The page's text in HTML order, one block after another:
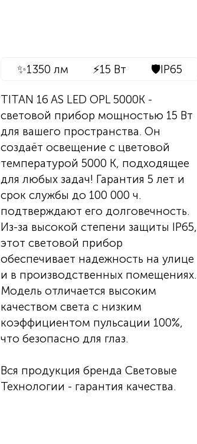
✨1350 лм ⚡15 Вт 🛡️IP65
TITAN 16 AS LED OPL 5000K -
световой прибор мощностью 15 Вт
для вашего пространства. Он
создаёт освещение с цветовой
температурой 5000 K, подходящее
для любых задач! Гарантия 5 лет и
срок службы до 100 000 ч.
подтверждают его долговечность.
Из-за высокой степени защиты IP65,
этот световой прибор
обеспечивает надежность на улице
и в производственных помещениях.
Модель отличается высоким
качеством света с низким
коэффициентом пульсации 100%,
что безопасно для глаз.
Вся продукция бренда Световые
Технологии - гарантия качества.